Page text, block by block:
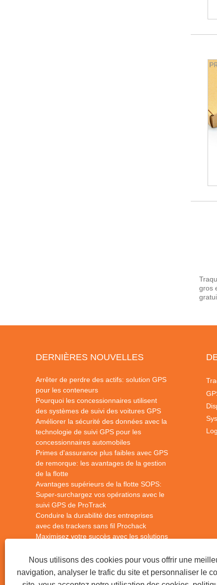
gros
DERNIÈRES NOUVELLES
Arrêter de perdre des actifs: solution GPS
pour les conteneurs
Pourquoi les concessionnaires utilisent
des systèmes de suivi des voitures GPS
Améliorer la sécurité des données avec la
technologie de suivi GPS pour les
concessionnaires automobiles
indépendants
Primes d'assurance plus faibles avec GPS
de remorque: les avantages de la gestion
de la flotte
Avantages supérieurs de la flotte SOPS:
Super-surchargez vos opérations avec le
suivi GPS de ProTrack
Conduire la durabilité des entreprises
avec des trackers sans fil Prochack
Maximisez votre succès avec les solutions
Avis d'ajustement de prix
Nous utilisons des cookies pour vous offrir une
navigation, analyser le trafic du site et personnaliser le